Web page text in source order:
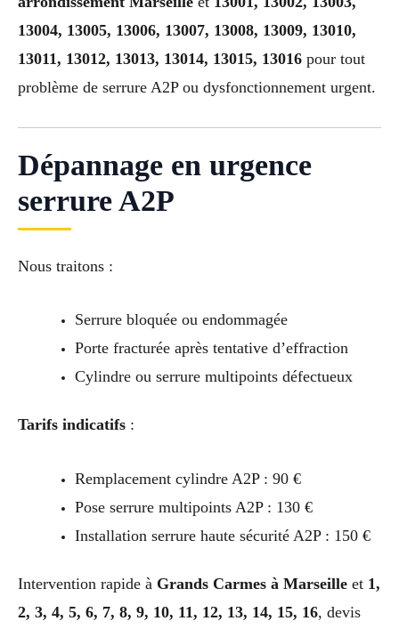
13004, 13005, 13006, 13007, 13008, 13009, 13010,
13011, 13012, 13013, 13014, 13015, 13016 pour tout
problème de serrure A2P ou dysfonctionnement urgent.
Dépannage en urgence
serrure A2P
Nous traitons :
Serrure bloquée ou endommagée
Porte fracturée après tentative d’effraction
Cylindre ou serrure multipoints défectueux
Tarifs indicatifs :
Remplacement cylindre A2P : 90 €
Pose serrure multipoints A2P : 130 €
Installation serrure haute sécurité A2P : 150 €
Intervention rapide à Grands Carmes à Marseille et 1,
2, 3, 4, 5, 6, 7, 8, 9, 10, 11, 12, 13, 14, 15, 16, devis